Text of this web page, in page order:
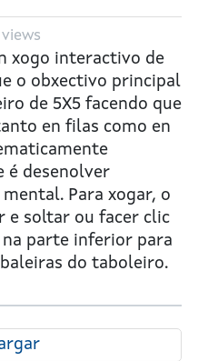
views
xogo interactivo de
o obxectivo principal
de 5X5 facendo que
en filas como en
é desenolver
Para xogar, o
e soltar ou facer clic
na parte inferior para
do taboleiro.